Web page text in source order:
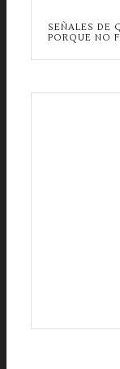
SEÑALES DE
PORQUE NO